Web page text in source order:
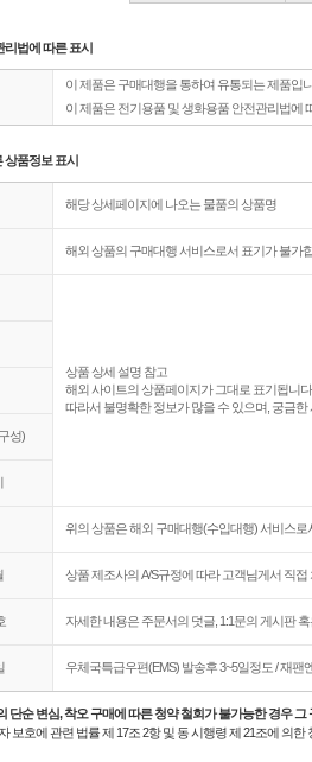
리법에 따른 표시
이 제품은 구매대행을 통하여 유통되는 제품입
이 제품은 전기용품 및 생화용품 안전관리법에
상품정보 표시
해당 상세페이지에 나오는 물품의 상품명
해외 상품의 구매대행 서비스로서 표기가 불가
상품 상세 설명 참고
해외 사이트의 상품페이지가 그대로 표기됩니
따라서 불명확한 정보가 많을 수 있으며, 궁금
성)
위의 상품은 해외 구매대행(수입대행) 서비스로
상품 제조사의 A/S규정에 따라 고객님게서 직접
자세한 내용은 주문서의 덧글, 1:1문의 게시판
우체국특급우편(EMS) 발송후 3~5일정도 / 재
단순 변심, 착오 구매에 따른 청약 철회가 불가능한 경우 그
보호에 관련 법률 제 17조 2항 및 동 시행령 제 21조에 의